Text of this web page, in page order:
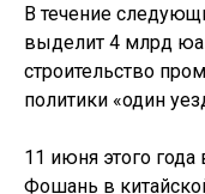
В течение
выделит 4 млрд
строительство
политики «один
11 июня этого
Фошань в